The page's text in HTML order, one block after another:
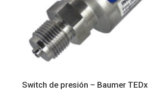
Switch de presión – Baumer TEDx